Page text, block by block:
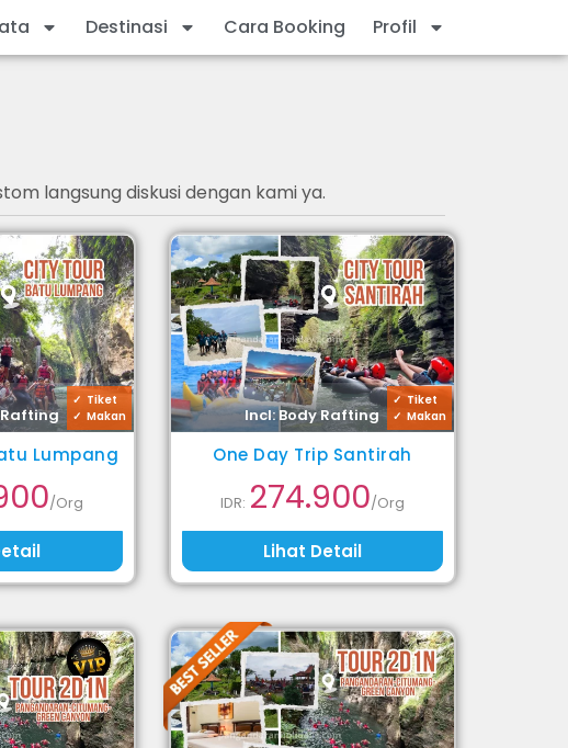
Destinasi Cara Booking Profil
langsung diskusi dengan kami ya.
Tiket
Makan
Lumpang
/Org
Tiket
Makan
Incl: Body Rafting
One Day Trip Santirah
IDR: 274.900/Org
Lihat Detail